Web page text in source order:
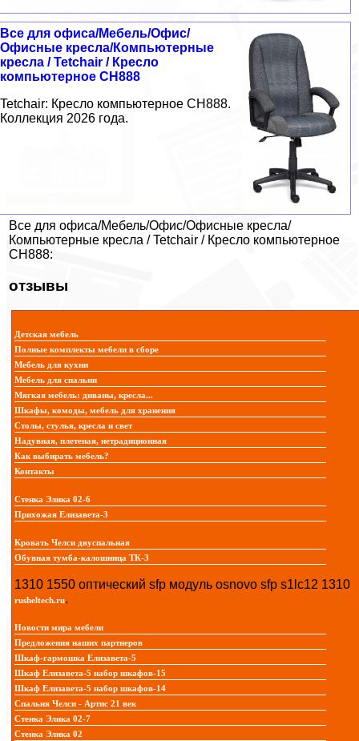
Все для офиса/Мебель/Офис/
Офисные кресла/Компьютерные
кресла / Tetchair / Кресло
компьютерное СH888
Tetchair: Кресло компьютерное СH888.
Коллекция 2026 года.
Все для офиса/Мебель/Офис/Офисные кресла/
Компьютерные кресла / Tetchair / Кресло компьютерное
СH888:
отзывы
Детская мебель
Полные комплекты мебели в сборе
Мебель для кухни
Мебель для спальни
Мягкая мебель: диваны, кресла...
Шкафы, комоды, мебель для хранения
Столы, стулья, кресла и свет
Надувная, плетеная, нетрадиционная
Как выбирать мебель?
Контакты
Стенка Элика 02-6
Прихожая Елизавета-3
Кровать Челси двуспальная
Обувная тумба-калошница ТК-3
1310 1550 oптический sfp модуль osnovo sfp s1lc12 1310
rusheltech.ru.
Новости мира мебели
Предложения наших партнеров
Шкаф-гармошка Елизавета-5
Шкаф Елизавета-5 набор шкафов-15
Шкаф Елизавета-5 набор шкафов-14
Спальня Челси - Артис 21 век
Стенка Элика 02-7
Стенка Элика 02